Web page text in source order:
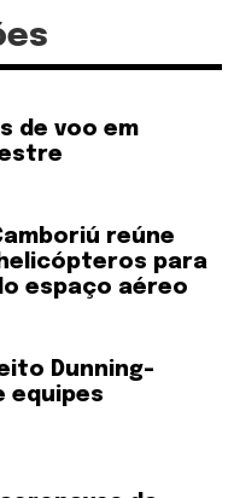
de voo em
reúne
para
espaço aéreo
Dunning-
equipes